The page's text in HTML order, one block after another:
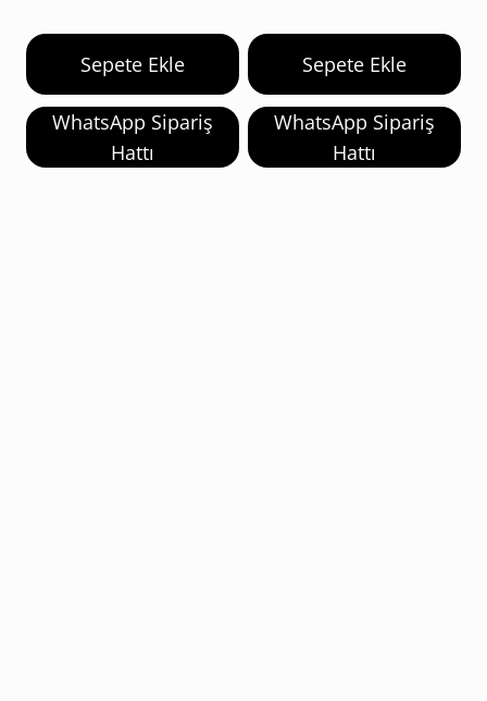
Sepete Ekle
WhatsApp Sipariş
Hattı
Sepete Ekle
WhatsApp Sipariş
Hattı